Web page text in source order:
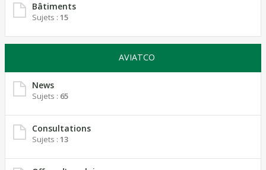
Bâtiments
Sujets : 15
AVIATCO
News
Sujets : 65
Consultations
Sujets : 13